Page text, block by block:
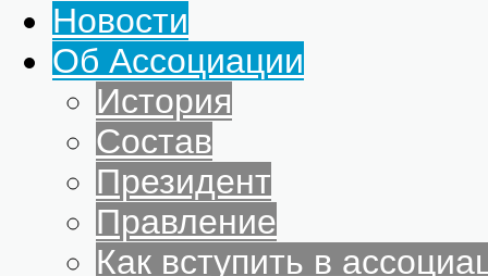
Новости
Об Ассоциации
История
Состав
Президент
Правление
Как вступить в